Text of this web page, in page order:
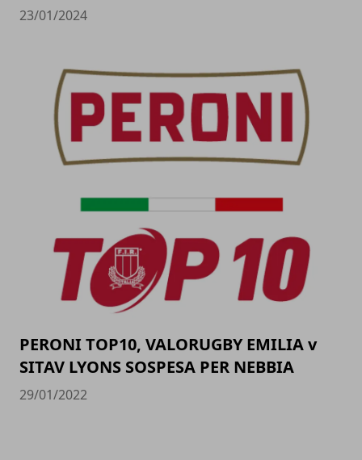
23/01/2024
PERONI TOP10, VALORUGBY EMILIA v
SITAV LYONS SOSPESA PER NEBBIA
29/01/2022